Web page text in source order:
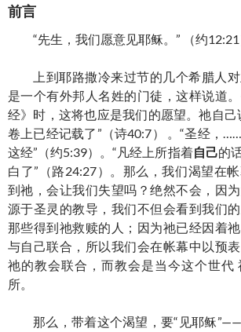
前言
“先生，我们愿意见耶稣。” （约12:21
上到耶路撒冷来过节的几个希腊人
是一个有外邦人名姓的门徒，这样说道
经》时，这将也应是我们的愿望。祂自己
卷上已经记载了”（诗40:7） 。“圣经，
这经”（约5:39）。“凡经上所指着自己的
白了”（路24:27）。那么，我们渴望在
到祂，会让我们失望吗？绝然不会，因
源于圣灵的教导，我们不但会看到我们
那些得到祂救赎的人；因为祂已经因着
与自己联合，所以我们会在帐幕中以预
祂的教会联合，而教会是当今这个世代
所。
那么，带着这个渴望，要“见耶稣